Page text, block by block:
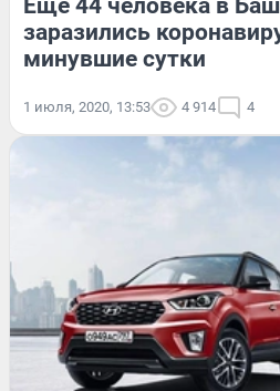
заразились
минувшие сутки
1 июля, 2020, 13:53 4 914 4